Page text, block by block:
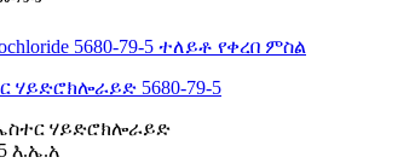
ሃይድሮክሎራይድ
እ.ኤ.አ